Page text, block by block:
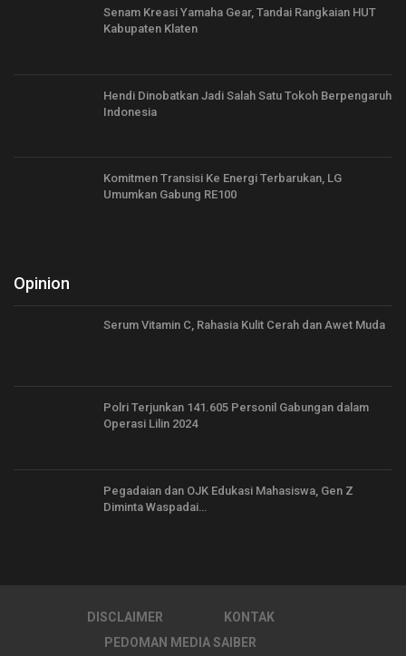
Senam Kreasi Yamaha Gear, Tandai Rangkaian HUT
Kabupaten Klaten
Hendi Dinobatkan Jadi Salah Satu Tokoh Berpengaruh
Indonesia
Komitmen Transisi Ke Energi Terbarukan, LG
Umumkan Gabung RE100
Opinion
Serum Vitamin C, Rahasia Kulit Cerah dan Awet Muda
Polri Terjunkan 141.605 Personil Gabungan dalam
Operasi Lilin 2024
Pegadaian dan OJK Edukasi Mahasiswa, Gen Z
Diminta Waspadai…
DISCLAIMER
KONTAK
PEDOMAN MEDIA SAIBER